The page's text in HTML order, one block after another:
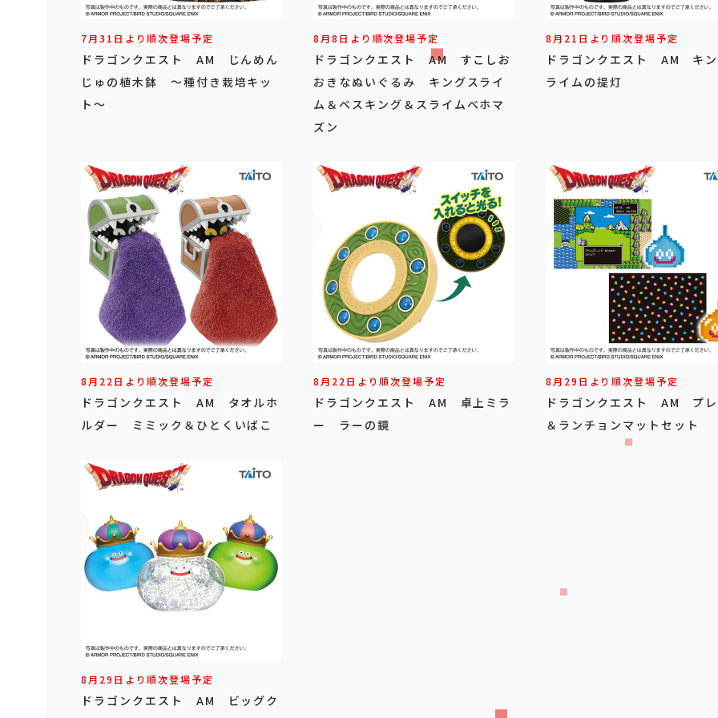
7月31日より順次登場予定
ドラゴンクエスト AM じんめん
じゅの植木鉢 ～種付き栽培キッ
ト～
8月8日より順次登場予定
ドラゴンクエスト AM すこしお
おきなぬいぐるみ キングスライ
ム＆ベスキング＆スライムベホマ
ズン
8月21日より順次登場予定
ドラゴンクエスト AM キ
ライムの提灯
8月22日より順次登場予定
ドラゴンクエスト AM タオルホ
ルダー ミミック＆ひとくいばこ
8月22日より順次登場予定
ドラゴンクエスト AM 卓上ミラ
ー ラーの鏡
8月29日より順次登場予定
ドラゴンクエスト AM プ
＆ランチョンマットセット
8月29日より順次登場予定
ドラゴンクエスト AM ビッグク